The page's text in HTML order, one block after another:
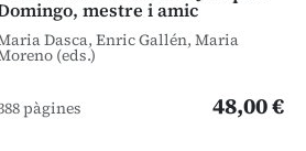
mestre i amic
Dasca, Enric Gallén, Maria
(eds.)
pàgines 48,00 €